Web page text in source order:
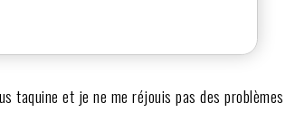
taquine et je ne me réjouis pas des problèmes